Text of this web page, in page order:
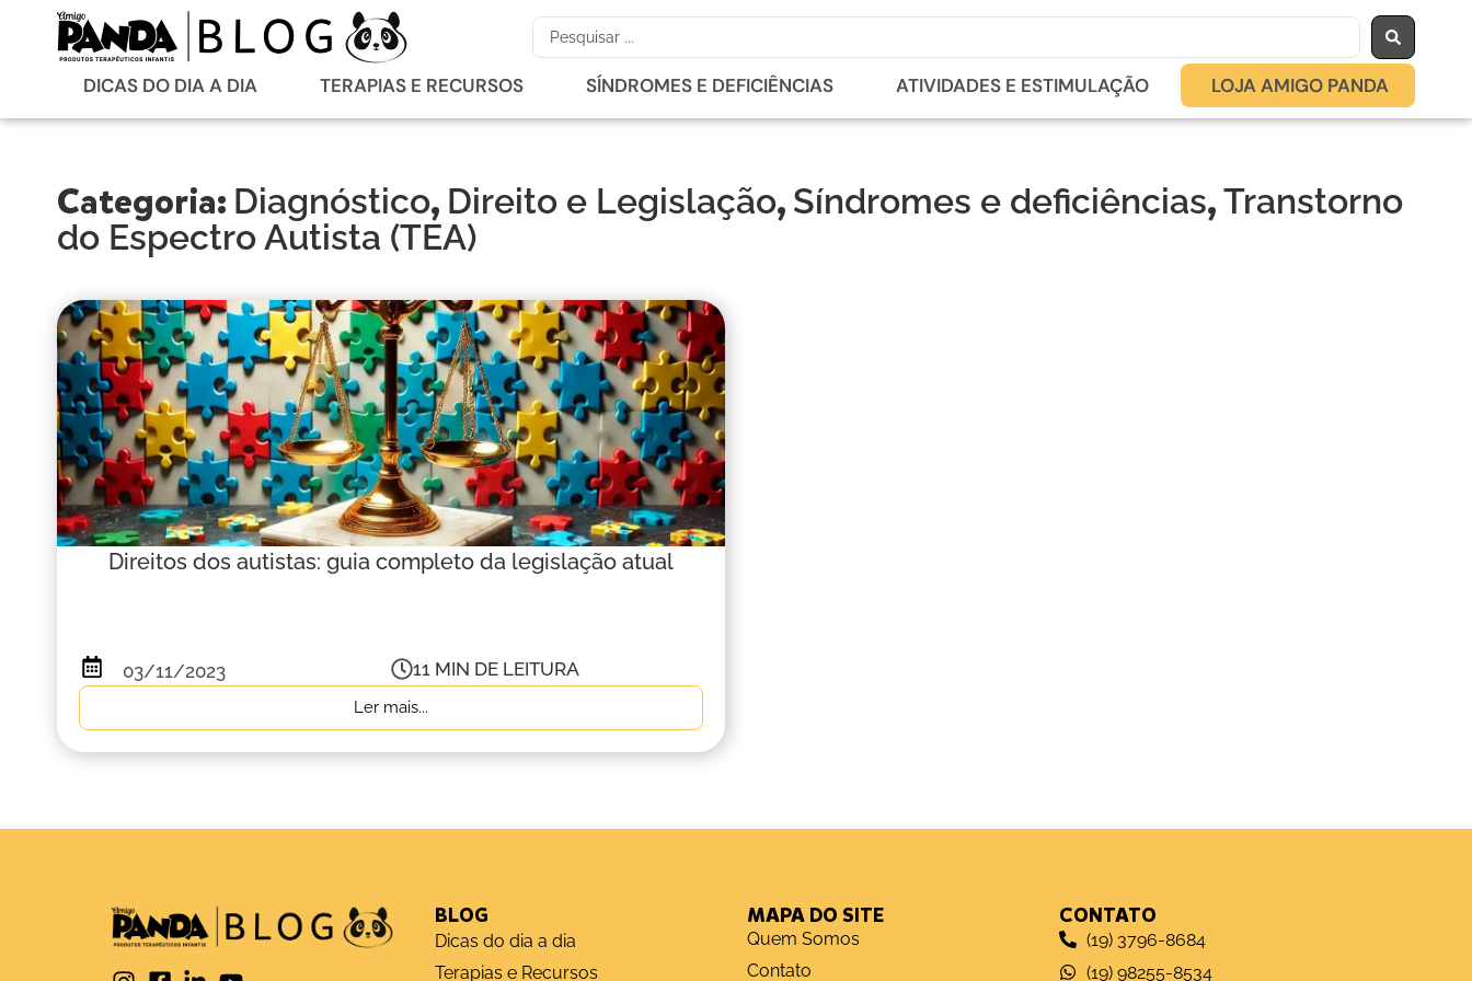
DICAS DO DIA A DIA TERAPIAS E RECURSOS SÍNDROMES E DEFICIÊNCIAS ATIVIDADES E ESTIMULAÇÃO LOJA AMIGO PANDA
Categoria: Diagnóstico, Direito e Legislação, Síndromes e deficiências,Transtorno
do Espectro Autista (TEA)
Direitos dos autistas: guia completo da legislação atual
03/11/2023 11 MIN DE LEITURA
Ler mais...
BLOG
Dicas do dia a dia
Terapias e Recursos
MAPA DO SITE
Quem Somos
Contato
CONTATO
(19) 3796-8684
(19) 98255-8534